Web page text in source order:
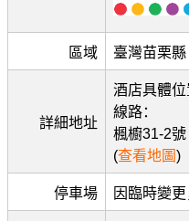
區域 臺灣苗栗縣
詳細地址
酒店具體
線路：
楓櫥31-2號
(查看地圖)
停車場 因臨時變